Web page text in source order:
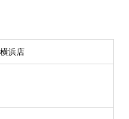
横浜店